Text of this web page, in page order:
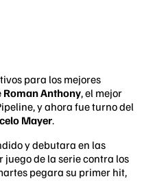
para los mejores
Roman Anthony, el mejor
y ahora fue turno del
Mayer.
y debutara en las
juego de la serie contra los
pegara su primer hit,